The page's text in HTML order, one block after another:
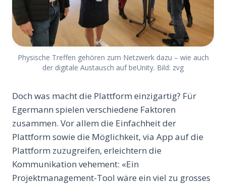
Physische Treffen gehören zum Netzwerk dazu – wie auch
der digitale Austausch auf beUnity. Bild: zvg
Doch was macht die Plattform einzigartig? Für
Egermann spielen verschiedene Faktoren
zusammen. Vor allem die Einfachheit der
Plattform sowie die Möglichkeit, via App auf die
Plattform zuzugreifen, erleichtern die
Kommunikation vehement: «Ein
Projektmanagement-Tool wäre ein viel zu grosses